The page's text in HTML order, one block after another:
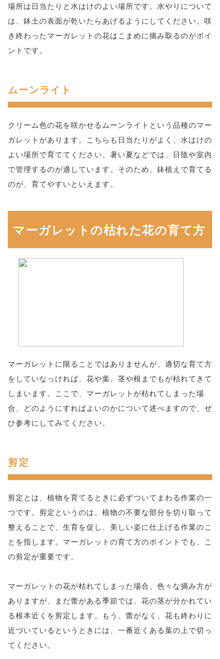
場所は日当たりと水はけのよい場所です。水やりについて
は、鉢土の表面が乾いたらあげるようにしてください。咲
き終わったマーガレットの花はこまめに摘み取るのがポイ
ントです。
ムーンライト
クリーム色の花を咲かせるムーンライトという品種のマー
ガレットがあります。こちらも日当たりがよく、水はけの
よい場所で育ててください。暑い夏などでは、日陰や室内
で管理するのが適しています。そのため、鉢植えで育てる
のが、育てやすいといえます。
マーガレットの枯れた花の育て方
マーガレットに限ることではありませんが、適切な育て方
をしていなっければ、花や葉、茎や根までもが枯れてきて
しまいます。ここで、マーガレットが枯れてしまった場
合、どのようにすればよいのかについて述べますので、ぜ
ひ参考にしてみてください。
剪定
剪定とは、植物を育てるときに必ずついてまわる作業の一
つです。剪定というのは、植物の不要な部分を切り取って
整えることで、生育を促し、美しい姿に仕上げる作業のこ
とを指します。マーガレットの育て方のポイントでも、こ
の剪定が重要です。
マーガレットの花が枯れてしまった場合、色々な摘み方が
ありますが、まだ蕾がある季節では、花の茎が分かれてい
る根本近くを剪定します。もう、蕾がなく、花も終わりに
近づいているというときには、一番近くある葉の上で切っ
てください。